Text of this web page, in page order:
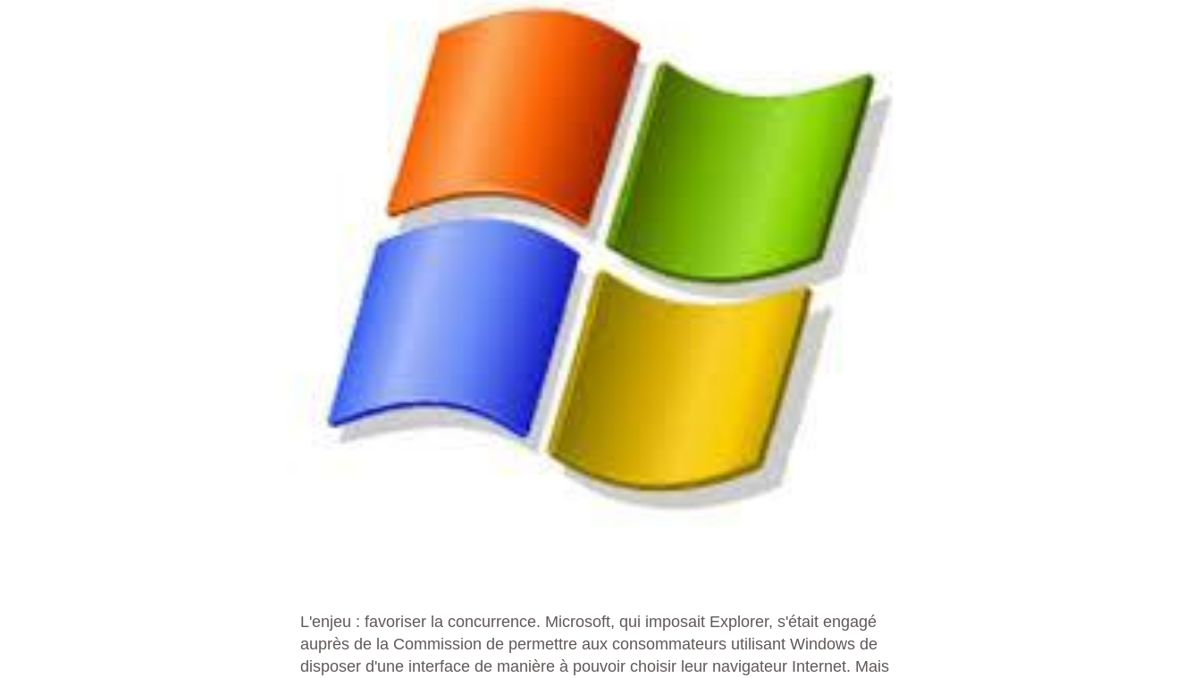
L'enjeu : favoriser la concurrence. Microsoft, qui imposait Explorer, s'était engagé
auprès de la Commission de permettre aux consommateurs utilisant Windows de
disposer d'une interface de manière à pouvoir choisir leur navigateur Internet. Mais